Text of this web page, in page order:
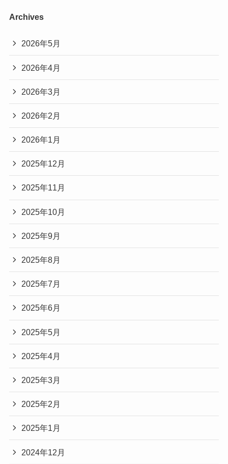
Archives
2026年5月
2026年4月
2026年3月
2026年2月
2026年1月
2025年12月
2025年11月
2025年10月
2025年9月
2025年8月
2025年7月
2025年6月
2025年5月
2025年4月
2025年3月
2025年2月
2025年1月
2024年12月